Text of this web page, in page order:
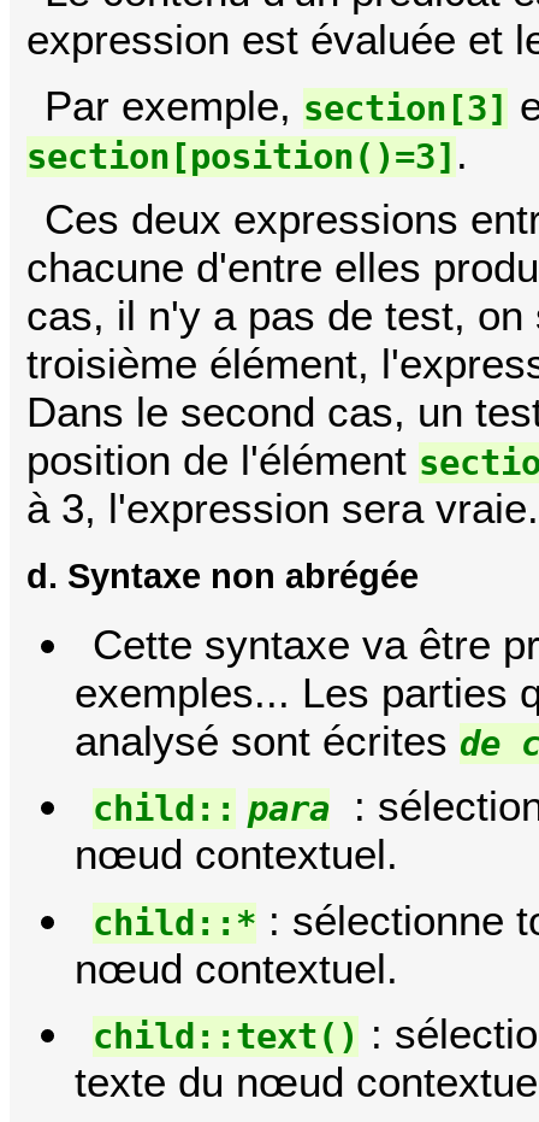
expression est évaluée et
Par exemple, section[3]
section[position()=3] .
Ces deux expressions
chacune d'entre elles
cas, il n'y a pas de test,
troisième élément,
Dans le second cas, un
position de l'élément
à 3, l'expression sera vraie.
d. Syntaxe non abrégée
Cette syntaxe va être
exemples... Les parties
analysé sont écrites de
child:: para
:
nœud contextuel.
child::* : sélectionne
nœud contextuel.
child::text() :
texte du nœud